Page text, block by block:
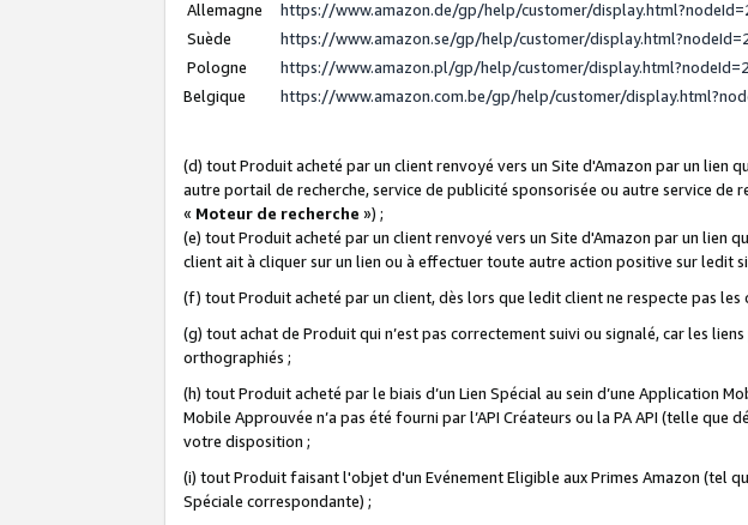
Allemagne
https://www.amazon.de/gp/help/customer/
Suède
https://www.amazon.se/gp/help/customer/
Pologne
https://www.amazon.pl/gp/help/customer/
Belgique
https://www.amazon.com.be/gp/help/customer/
(d) tout Produit acheté par un client renvoyé vers un Site d'Amazon par un lien
autre portail de recherche, service de publicité sponsorisée ou autre service de
« Moteur de recherche ») ;
(e) tout Produit acheté par un client renvoyé vers un Site d'Amazon par un lien
client ait à cliquer sur un lien ou à effectuer toute autre action positive sur ledit
(f) tout Produit acheté par un client, dès lors que ledit client ne respecte pas
(g) tout achat de Produit qui n’est pas correctement suivi ou signalé, car les
orthographiés ;
(h) tout Produit acheté par le biais d’un Lien Spécial au sein d’une Application
Mobile Approuvée n’a pas été fourni par l’API Créateurs ou la PA API (telle que
votre disposition ;
(i) tout Produit faisant l'objet d'un Evénement Eligible aux Primes Amazon (tel
Spéciale correspondante) ;